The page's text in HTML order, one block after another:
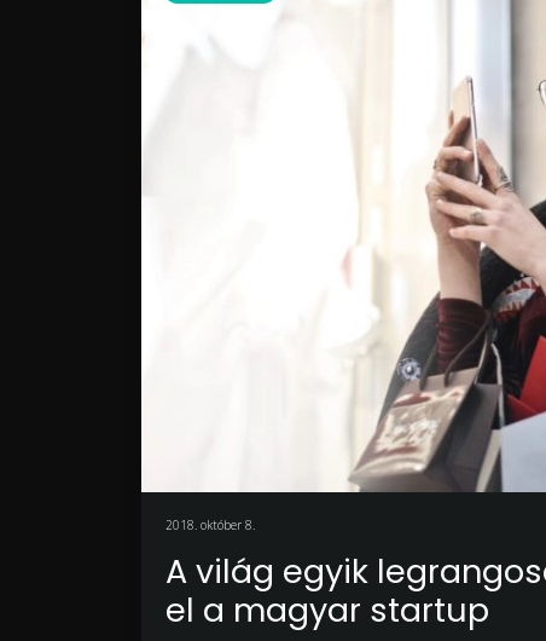
2018. október 8.
A világ egyik
el a magyar startup